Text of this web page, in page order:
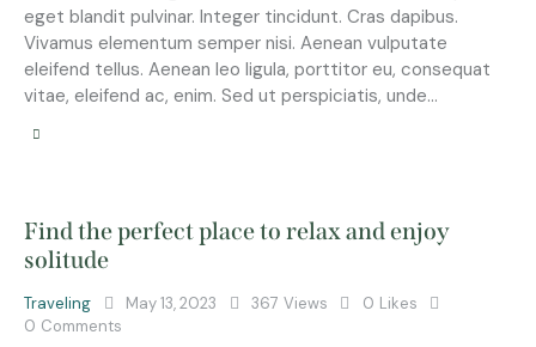
eget blandit pulvinar. Integer tincidunt. Cras dapibus.
Vivamus elementum semper nisi. Aenean vulputate
eleifend tellus. Aenean leo ligula, porttitor eu, consequat
vitae, eleifend ac, enim. Sed ut perspiciatis, unde…
Find the perfect place to relax and enjoy
solitude
Traveling May 13, 2023 367 Views 0 Likes
0 Comments